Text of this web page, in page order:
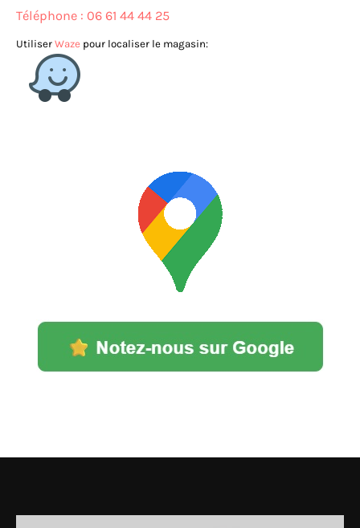
Téléphone : 06 61 44 44 25
Utiliser Waze pour localiser le magasin: